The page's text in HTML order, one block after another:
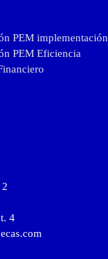
PEM implementación
PEM Eficiencia
4